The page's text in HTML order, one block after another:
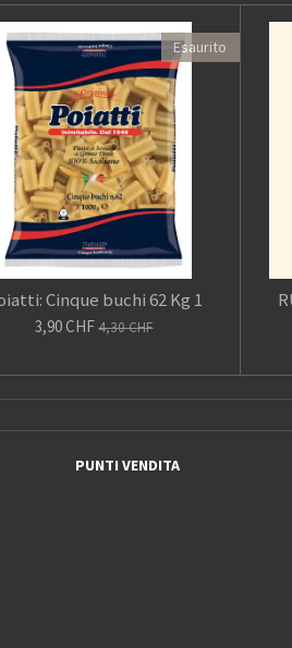
Esaurito
Cinque buchi 62 Kg 1
3,90 CHF4,30 CHF
PUNTI VENDITA
" Antichi
Stazione
- Piotta 6772
Interno "